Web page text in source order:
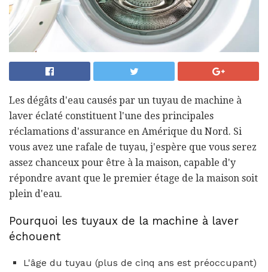
Les dégâts d'eau causés par un tuyau de machine à
laver éclaté constituent l'une des principales
réclamations d'assurance en Amérique du Nord. Si
vous avez une rafale de tuyau, j'espère que vous serez
assez chanceux pour être à la maison, capable d'y
répondre avant que le premier étage de la maison soit
plein d'eau.
Pourquoi les tuyaux de la machine à laver
échouent
L'âge du tuyau (plus de cinq ans est préoccupant)